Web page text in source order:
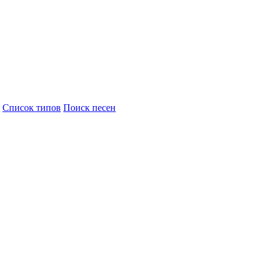
Cписок типов Поиск песен